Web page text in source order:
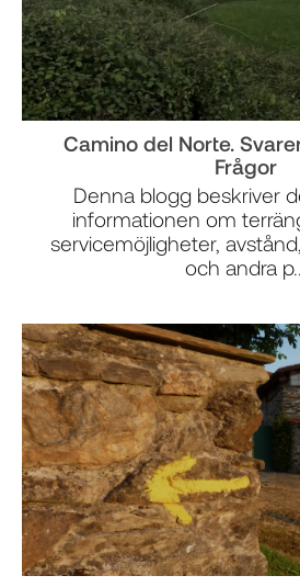
Camino del Norte.
Frågor
Denna blogg beskriver
informationen om
servicemöjligheter,
och andra